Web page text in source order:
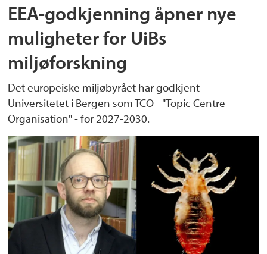
EEA-godkjenning åpner nye
muligheter for UiBs
miljøforskning
Det europeiske miljøbyrået har godkjent
Universitetet i Bergen som TCO - "Topic Centre
Organisation" - for 2027-2030.